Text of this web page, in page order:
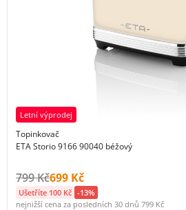
Letní výprodej
Topinkovač
ETA Storio 9166 90040 béžový
Původní cena s DPH:
799 KčCena s DPH:
699 Kč
Ušetříte 100 Kč -13%
nejnižší cena za posledních 30 dnů 799 Kč